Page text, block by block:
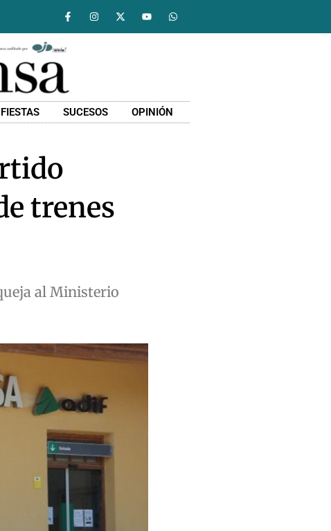
FIESTAS SUCESOS OPINIÓN
trenes
al Ministerio